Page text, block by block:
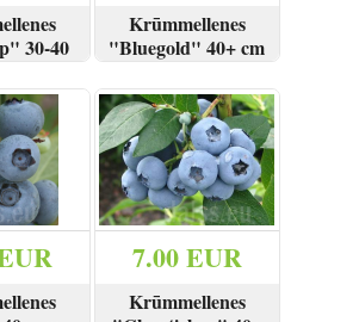
30-40
PIRKT
Krūmmellenes
"Bluegold" 40+ cm
SKATĪT PIRKT
7.00 EUR
Krūmmellenes